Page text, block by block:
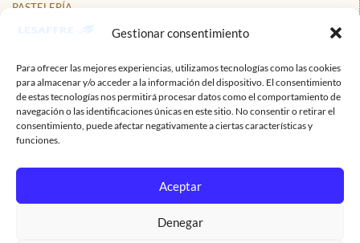
Gestionar consentimiento
Para ofrecer las mejores experiencias, utilizamos tecnologías como las cookies
para almacenar y/o acceder a la información del dispositivo. El consentimiento
de estas tecnologías nos permitirá procesar datos como el comportamiento de
navegación o las identificaciones únicas en este sitio. No consentir o retirar el
consentimiento, puede afectar negativamente a ciertas características y
funciones.
Aceptar
Denegar
PASTELERÍA
NOSOTROS
NOTICIAS
PROFESIONALES
CONTACTO
Mantente al tanto de las noticias y novedades de Lesaffre.
Correo electrónico